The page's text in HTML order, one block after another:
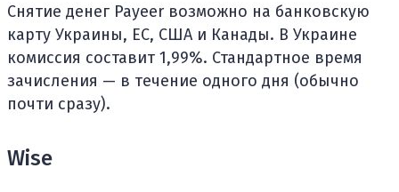
Снятие денег Payeer возможно на банковскую
карту Украины, ЕС, США и Канады. В Украине
комиссия составит 1,99%. Стандартное время
зачисления — в течение одного дня (обычно
почти сразу).
Wise